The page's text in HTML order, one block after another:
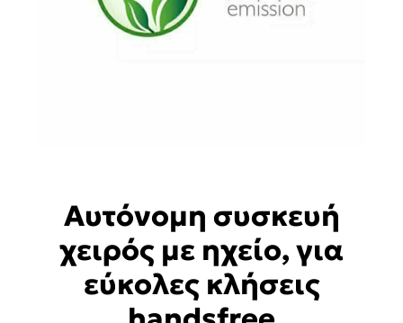
Αυτόνομη συσκευή
χειρός με ηχείο, για
εύκολες κλήσεις